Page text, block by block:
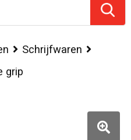
Schrijfwaren
grip